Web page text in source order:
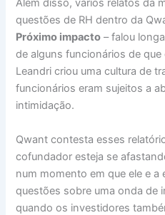
Além disso, vários relatos da
questões de RH dentro da
Próximo impacto – falou
de alguns funcionários de
Leandri criou uma cultura de
funcionários eram sujeitos a
intimidação.
Qwant contesta esses
cofundador esteja se
num momento em que ele e a
questões sobre uma onda de
quando os investidores